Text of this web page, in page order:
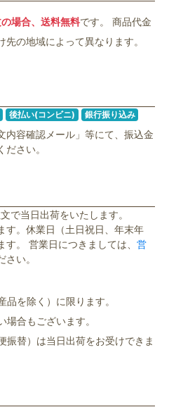
場合、送料無料です。 商品代金
の地域によって異なります。
後払い(コンビニ) 銀行振り込み
内容確認メール」等にて、振込金
さい。
で当日出荷をいたします。
す。休業日（土日祝日、年末年
。 営業日につきましては、 営
い。
を除く）に限ります。
合もございます。
振替）は当日出荷をお受けできま